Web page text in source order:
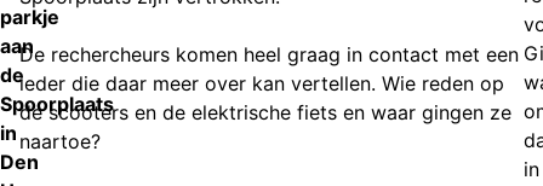
parkje
aan
de
Spoorplaats
in
Den
De rechercheurs komen heel graag in contact met een
ieder die daar meer over kan vertellen. Wie reden op
de scooters en de elektrische fiets en waar gingen ze
naartoe?
in